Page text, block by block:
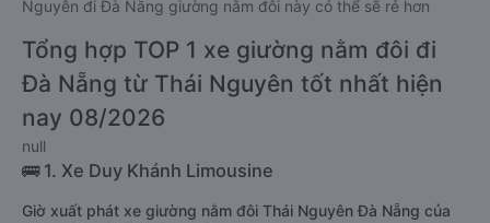
Nguyên đi Đà Nẵng giường nằm đôi này có thể sẽ rẻ hơn
Tổng hợp TOP 1 xe giường nằm đôi đi
Đà Nẵng từ Thái Nguyên tốt nhất hiện
nay 08/2026
null
🚌 1. Xe Duy Khánh Limousine
Giờ xuất phát xe giường nằm đôi Thái Nguyên Đà Nẵng của